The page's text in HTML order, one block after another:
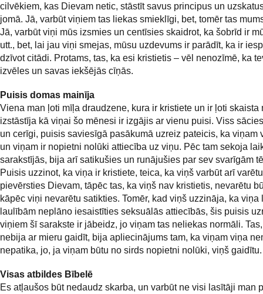
cilvēkiem, kas Dievam netic, stāstīt savus principus un
jomā. Jā, varbūt viņiem tas liekas smieklīgi, bet, tomēr tas
Jā, varbūt viņi mūs izsmies un centīsies skaidrot, ka šobrīd ir
utt., bet, lai jau viņi smejas, mūsu uzdevums ir parādīt, ka ir
dzīvot citādi. Protams, tas, ka esi kristietis – vēl nenozīmē, ka
izvēles un savas iekšējās cīņās.
Puisis domas mainīja
Viena man ļoti mīļa draudzene, kura ir kristiete un ir ļoti skaista
izstāstīja kā viņai šo mēnesi ir izgājis ar vienu puisi. Viss
un cerīgi, puisis saviesīgā pasākumā uzreiz pateicis, ka viņam
un viņam ir nopietni nolūki attiecība uz viņu. Pēc tam sekoja
sarakstījās, bija arī satikušies un runājušies par sev svarīgām
Puisis uzzinot, ka viņa ir kristiete, teica, ka viņš varbūt arī
pievērsties Dievam, tāpēc tas, ka viņš nav kristietis, nevarētu
kāpēc viņi nevarētu satikties. Tomēr, kad viņš uzzināja, ka viņa
laulībām neplāno iesaistīties seksuālās attiecībās, šis puisis
viņiem šī sarakste ir jābeidz, jo viņam tas neliekas normāli.
nebija ar mieru gaidīt, bija apliecinājums tam, ka viņam viņa
nepatika, jo, ja viņam būtu no sirds nopietni nolūki, viņš gaidītu.
Visas atbildes Bībelē
Es atļaušos būt nedaudz skarba, un varbūt ne visi lasītāji man